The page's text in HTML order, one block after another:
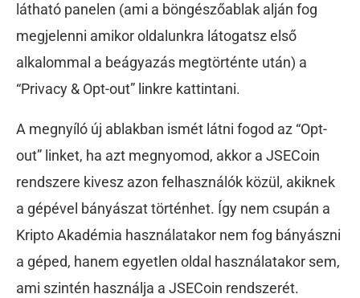
látható panelen (ami a böngészőablak alján fog
megjelenni amikor oldalunkra látogatsz első
alkalommal a beágyazás megtörténte után) a
“Privacy & Opt-out” linkre kattintani.
A megnyíló új ablakban ismét látni fogod az “Opt-
out” linket, ha azt megnyomod, akkor a JSECoin
rendszere kivesz azon felhasználók közül, akiknek
a gépével bányászat történhet. Így nem csupán a
Kripto Akadémia használatakor nem fog bányászni
a géped, hanem egyetlen oldal használatakor sem,
ami szintén használja a JSECoin rendszerét.